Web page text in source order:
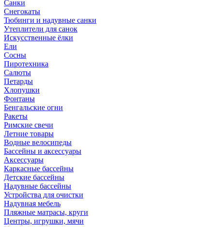
Санки
Снегокаты
Тюбинги и надувные санки
Утеплители для санок
Искусственные ёлки
Ели
Сосны
Пиротехника
Салюты
Петарды
Хлопушки
Фонтаны
Бенгальские огни
Ракеты
Римские свечи
Летние товары
Водные велосипеды
Бассейны и аксессуары
Аксессуары
Каркасные бассейны
Детские бассейны
Надувные бассейны
Устройства для очистки
Надувная мебель
Пляжные матрасы, круги
Центры, игрушки, мячи